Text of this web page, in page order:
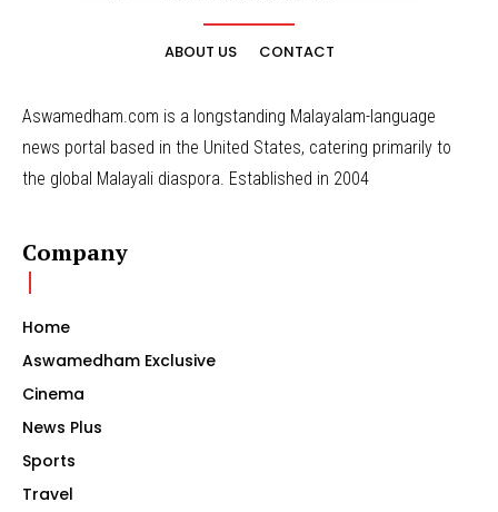
ABOUT US CONTACT
Aswamedham.com is a longstanding Malayalam-language
news portal based in the United States, catering primarily to
the global Malayali diaspora. Established in 2004
Company
Home
Aswamedham Exclusive
Cinema
News Plus
Sports
Travel